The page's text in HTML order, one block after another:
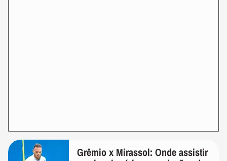
Grêmio x Mirassol: Onde assistir